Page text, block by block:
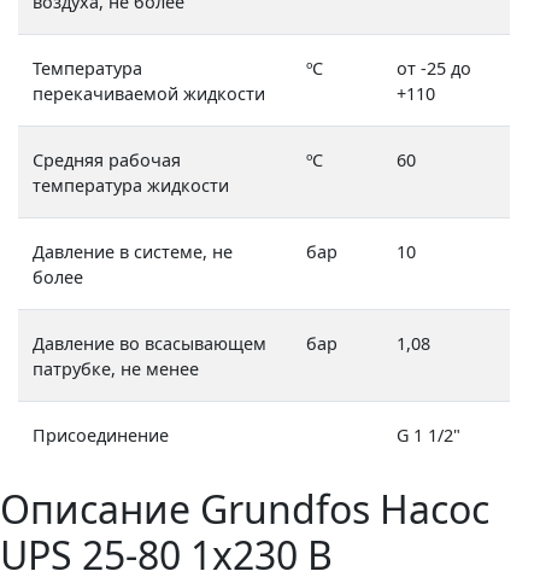
Температура
перекачиваемой жидкости
ºС
от -25 до
+110
Средняя рабочая
температура жидкости
ºС 60
Давление в системе, не
более
бар 10
Давление во всасывающем
патрубке, не менее
бар 1,08
Присоединение G 1 1/2"
Описание Grundfos Насос
UPS 25-80 1х230 В